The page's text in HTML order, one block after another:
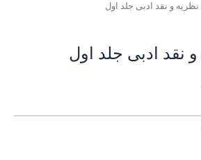
نظریه و نقد ادبی جلد اول
نقد ادبی جلد اول